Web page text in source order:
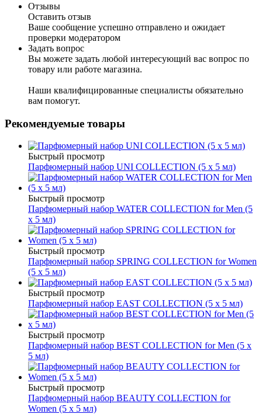
Отзывы
Оставить отзыв
Ваше сообщение успешно отправлено и ожидает
проверки модератором
Задать вопрос
Вы можете задать любой интересующий вас вопрос по
товару или работе магазина.
Наши квалифицированные специалисты обязательно
вам помогут.
Рекомендуемые товары
Быстрый просмотр
Парфюмерный набор UNI COLLECTION (5 х 5 мл)
Быстрый просмотр
Парфюмерный набор WATER COLLECTION for Men (5
х 5 мл)
Быстрый просмотр
Парфюмерный набор SPRING COLLECTION for Women
(5 х 5 мл)
Быстрый просмотр
Парфюмерный набор EAST COLLECTION (5 х 5 мл)
Быстрый просмотр
Парфюмерный набор BEST COLLECTION for Men (5 х
5 мл)
Быстрый просмотр
Парфюмерный набор BEAUTY COLLECTION for
Women (5 х 5 мл)